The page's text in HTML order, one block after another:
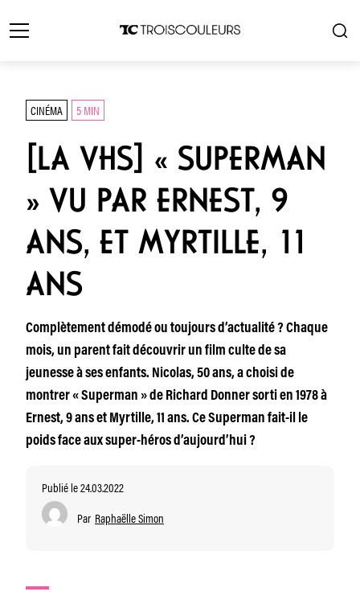
CINÉMA 5 MIN
[LA VHS] « SUPERMAN
» VU PAR ERNEST, 9
ANS, ET MYRTILLE, 11
ANS
Complètement démodé ou toujours d’actualité ? Chaque
mois, un parent fait découvrir un film culte de sa
jeunesse à ses enfants. Nicolas, 50 ans, a choisi de
montrer « Superman » de Richard Donner sorti en 1978 à
Ernest, 9 ans et Myrtille, 11 ans. Ce Superman fait-il le
poids face aux super-héros d’aujourd’hui ?
Publié le 24.03.2022
Par Raphaëlle Simon